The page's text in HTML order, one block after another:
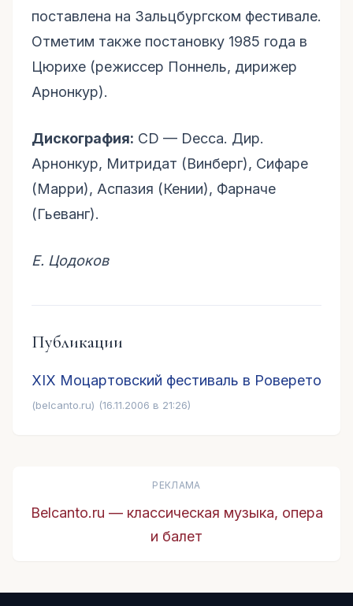
поставлена на Зальцбургском фестивале.
Отметим также постановку 1985 года в
Цюрихе (режиссер Поннель, дирижер
Арнонкур).
Дискография: CD — Decca. Дир.
Арнонкур, Митридат (Винберг), Сифаре
(Марри), Аспазия (Кении), Фарначе
(Гьеванг).
Е. Цодоков
Публикации
XIX Моцартовский фестиваль в Роверето
(belcanto.ru) (16.11.2006 в 21:26)
РЕКЛАМА
Belcanto.ru — классическая музыка, опера
и балет